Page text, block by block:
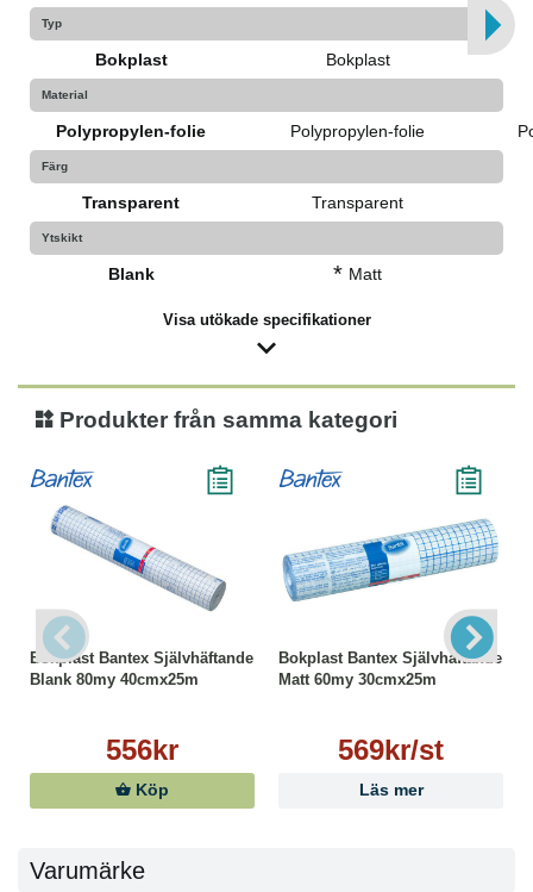
Typ
Bokplast Bokplast
Material
Polypropylen-folie Polypropylen-folie
Färg
Transparent Transparent
Ytskikt
Blank * Matt
Visa utökade specifikationer
Produkter från samma kategori
Bokplast Bantex Självhäftande
Blank 80my 40cmx25m
556kr
Köp
Bokplast Bantex Självhäftande
Matt 60my 30cmx25m
569kr/st
Läs mer
Varumärke